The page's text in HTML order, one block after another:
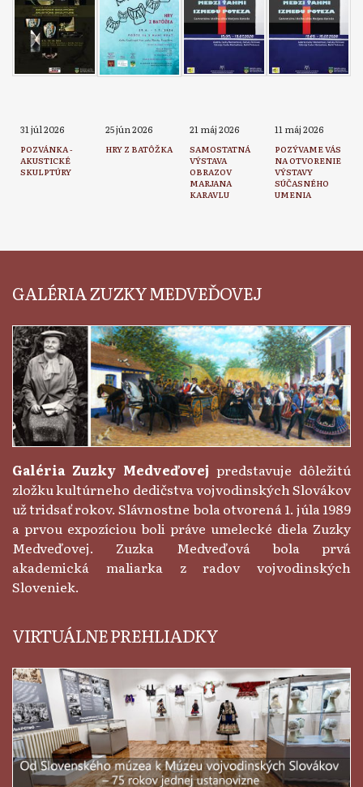
31 júl 2026
POZVÁNKA -
AKUSTICKÉ
SKULPTÚRY
25 jún 2026
HRY Z BATÔŽKA
21 máj 2026
SAMOSTATNÁ
VÝSTAVA
OBRAZOV
MARJANA
KARAVLU
11 máj 2026
POZÝVAME VÁS
NA OTVORENIE
VÝSTAVY
SÚČASNÉHO
UMENIA
GALÉRIA ZUZKY MEDVEĎOVEJ
Galéria Zuzky Medveďovej predstavuje dôležitú
zložku kultúrneho dedičstva vojvodinských Slovákov
už tridsať rokov. Slávnostne bola otvorená 1. júla 1989
a prvou expozíciou boli práve umelecké diela Zuzky
Medveďovej. Zuzka Medveďová bola prvá
akademická maliarka z radov vojvodinských
Sloveniek.
VIRTUÁLNE PREHLIADKY